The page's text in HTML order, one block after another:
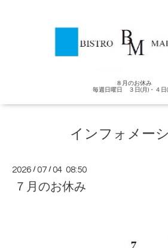
８月のお休み
毎週日曜日 ３日(月)・４日(
インフォメー
2026 /07 /04 08:50
７月のお休み